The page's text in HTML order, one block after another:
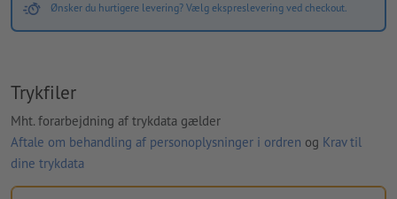
Ønsker du hurtigere levering? Vælg ekspreslevering ved checkout.
Trykfiler
Mht. forarbejdning af trykdata gælder
Aftale om behandling af personoplysninger i ordren og Krav til
dine trykdata